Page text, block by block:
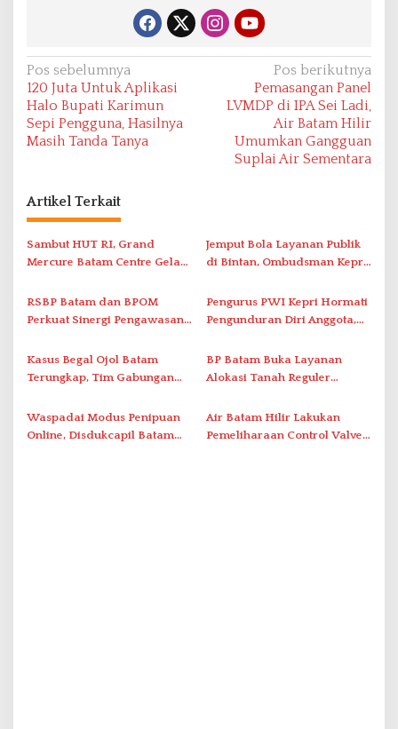
N
a
v
i
a
s
i
p
o
s
Pos sebelumnya
120 Juta Untuk Aplikasi
Halo Bupati Karimun
Sepi Pengguna, Hasilnya
Masih Tanda Tanya
Pos berikutnya
Pemasangan Panel
LVMDP di IPA Sei Ladi,
Air Batam Hilir
Umumkan Gangguan
Suplai Air Sementara
Artikel Terkait
Sambut HUT RI, Grand
Mercure Batam Centre Gelar
Nusantara’
Jemput Bola Layanan Publik
di Bintan, Ombudsman Kepri
Solar Nelayan
RSBP Batam dan BPOM
Perkuat Sinergi Pengawasan
Pelayanan Kefarmasian
Pengurus PWI Kepri Hormati
Pengunduran Diri Anggota,
Administrasi ke Pusat
Kasus Begal Ojol Batam
Terungkap, Tim Gabungan
Simpang Dam
BP Batam Buka Layanan
Alokasi Tanah Reguler
Waspadai Modus Penipuan
Online, Disdukcapil Batam
Air Batam Hilir Lakukan
Pemeliharaan Control Valve,